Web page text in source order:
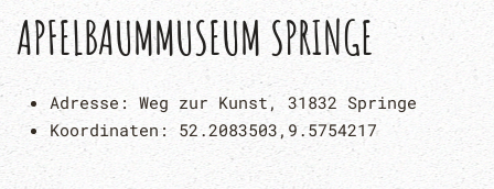
APFELBAUMMUSEUM SPRINGE
Adresse: Weg zur Kunst, 31832 Springe
Koordinaten: 52.2083503,9.5754217